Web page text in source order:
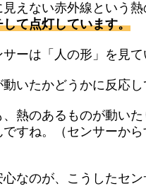
えない赤外線という
て点灯しています。
ーは「人の形」を見
いたかどうかに反応し
熱のあるものが動い
すね。（センサーか
なのが、こうしたセ